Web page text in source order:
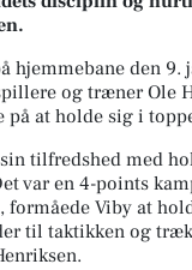
hjemmebane den 9.
og træner Ole
at holde sig i
tilfredshed med
var en 4-points
Viby at
til taktikken og